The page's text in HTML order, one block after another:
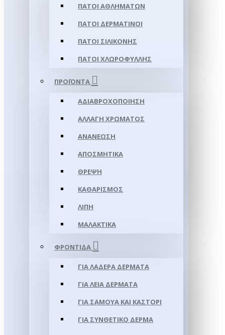
ΠΆΤΟΙ ΑΘΛΗΜΆΤΩΝ
ΠΆΤΟΙ ΔΕΡΜΆΤΙΝΟΙ
ΠΆΤΟΙ ΣΙΛΙΚΌΝΗΣ
ΠΆΤΟΙ ΧΛΩΡΟΦΎΛΛΗΣ
ΠΡΟΪΌΝΤΑ
ΑΔΙΑΒΡΟΧΟΠΟΊΗΣΗ
ΑΛΛΑΓΉ ΧΡΏΜΑΤΟΣ
ΑΝΑΝΈΩΣΗ
ΑΠΟΣΜΗΤΙΚΆ
ΘΡΈΨΗ
ΚΑΘΑΡΙΣΜΌΣ
ΛΊΠΗ
ΜΑΛΑΚΤΙΚΆ
ΦΡΟΝΤΊΔΑ
ΓΙΑ ΛΑΔΕΡΆ ΔΈΡΜΑΤΑ
ΓΙΑ ΛΕΊΑ ΔΈΡΜΑΤΑ
ΓΙΑ ΣΑΜΟΥΑ ΚΑΙ ΚΑΣΤΌΡΙ
ΓΙΑ ΣΥΝΘΕΤΙΚΌ ΔΈΡΜΑ